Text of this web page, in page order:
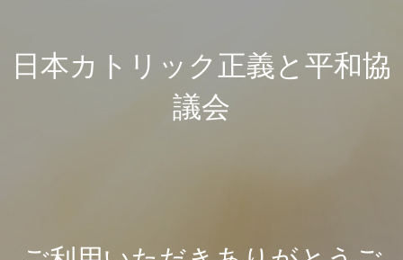
日本カトリック正義と平和協
議会